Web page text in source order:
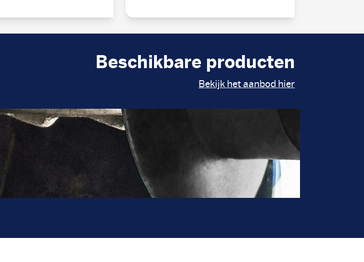
Beschikbare producten
Bekijk het aanbod hier